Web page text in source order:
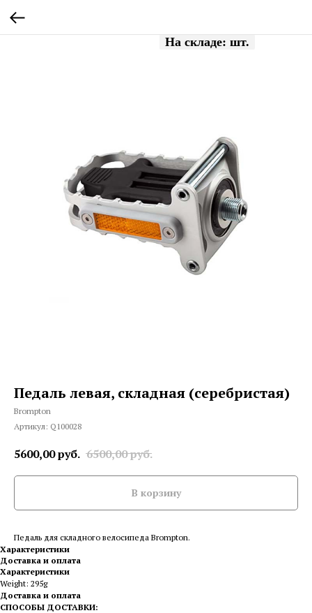
Педаль левая, складная (серебристая)
Brompton
Артикул: Q100028
5600,00руб. 6500,00руб.
В корзину
Педаль для складного велосипеда Brompton.
Характеристики
Доставка и оплата
Характеристики
Weight: 295g
Доставка и оплата
СПОСОБЫ ДОСТАВКИ: